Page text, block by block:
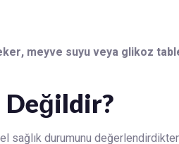
meyve suyu veya glikoz
Değildir?
sağlık durumunu